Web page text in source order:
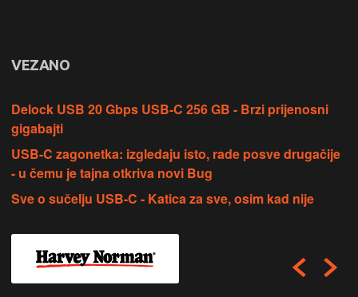
VEZANO
Delock USB 20 Gbps USB-C 256 GB - Brzi prijenosni
gigabajti
USB-C zagonetka: izgledaju isto, rade posve drugačije
- u čemu je tajna otkriva novi Bug
Sve o sučelju USB-C - Katica za sve, osim kad nije